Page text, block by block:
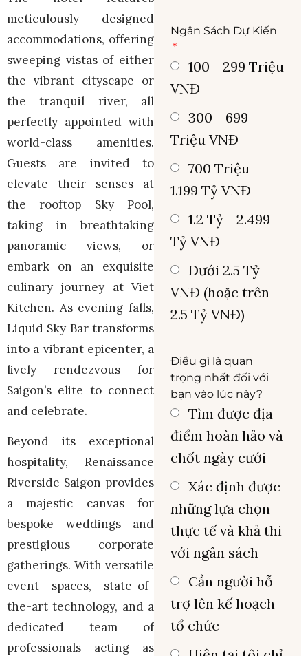
meticulously designed
accommodations, offering
sweeping vistas of either
the vibrant cityscape or
the tranquil river, all
perfectly appointed with
world-class amenities.
Guests are invited to
elevate their senses at
the rooftop Sky Pool,
taking in breathtaking
panoramic views, or
embark on an exquisite
culinary journey at Viet
Kitchen. As evening falls,
Liquid Sky Bar transforms
into a vibrant epicenter, a
lively rendezvous for
Saigon’s elite to connect
and celebrate.
Beyond its exceptional
hospitality, Renaissance
Riverside Saigon provides
a majestic canvas for
bespoke weddings and
prestigious corporate
gatherings. With versatile
event spaces, state-of-
the-art technology, and a
dedicated team of
professionals acting as
Ngân Sách Dự Kiến
100 - 299 Triệu
VNĐ
300 - 699
Triệu VNĐ
700 Triệu -
1.199 Tỷ VNĐ
1.2 Tỷ - 2.499
Tỷ VNĐ
Dưới 2.5 Tỷ
VNĐ (hoặc trên
2.5 Tỷ VNĐ)
Điều gì là quan
trọng nhất đối với
bạn vào lúc này?
Tìm được địa
điểm hoàn hảo và
chốt ngày cưới
Xác định được
những lựa chọn
thực tế và khả thi
với ngân sách
Cần người hỗ
trợ lên kế hoạch
tổ chức